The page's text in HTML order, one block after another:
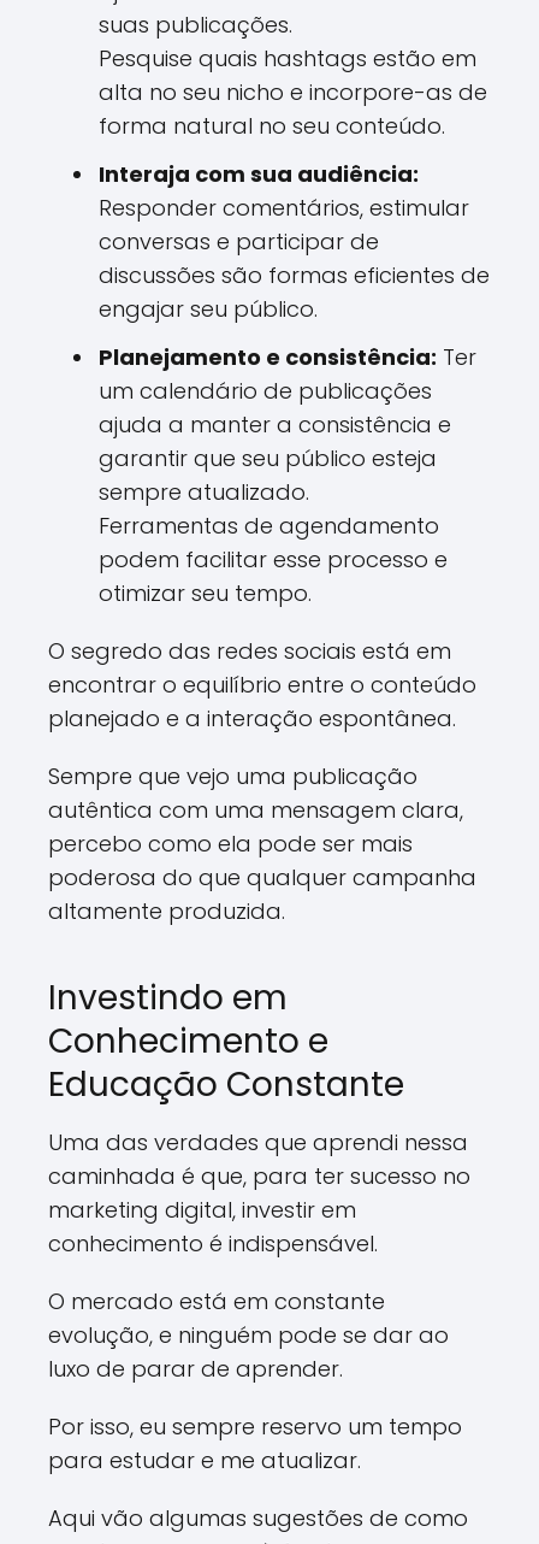
suas publicações.
Pesquise quais hashtags estão em
alta no seu nicho e incorpore-as de
forma natural no seu conteúdo.
Interaja com sua audiência:
Responder comentários, estimular
conversas e participar de
discussões são formas eficientes de
engajar seu público.
Planejamento e consistência: Ter
um calendário de publicações
ajuda a manter a consistência e
garantir que seu público esteja
sempre atualizado.
Ferramentas de agendamento
podem facilitar esse processo e
otimizar seu tempo.
O segredo das redes sociais está em
encontrar o equilíbrio entre o conteúdo
planejado e a interação espontânea.
Sempre que vejo uma publicação
autêntica com uma mensagem clara,
percebo como ela pode ser mais
poderosa do que qualquer campanha
altamente produzida.
Investindo em
Conhecimento e
Educação Constante
Uma das verdades que aprendi nessa
caminhada é que, para ter sucesso no
marketing digital, investir em
conhecimento é indispensável.
O mercado está em constante
evolução, e ninguém pode se dar ao
luxo de parar de aprender.
Por isso, eu sempre reservo um tempo
para estudar e me atualizar.
Aqui vão algumas sugestões de como